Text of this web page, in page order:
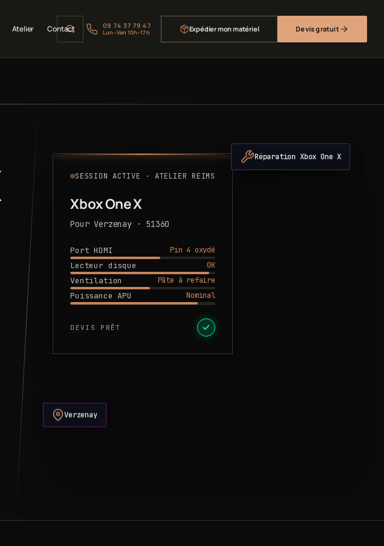
Atelier Contact 09 74 37 79 47
Lun–Ven 10h–17h Expédier mon matériel Devis gratuit
SESSION ACTIVE · ATELIER REIMS
Xbox One X
Pour Verzenay · 51360
Port HDMI
Pin 4 oxydé
Lecteur disque
OK
Ventilation
Pâte à refaire
Puissance APU
Nominal
DEVIS PRÊT
Réparation Xbox One X
Verzenay